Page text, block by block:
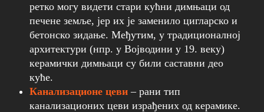
ретко могу видети стари кућни димњаци од
печене земље, јер их је заменило цигларско и
бетонско зидање. Међутим, у традиционалној
архитектури (нпр. у Војводини у 19. веку)
керамички димњаци су били саставни део
куће.
Канализационе цеви – рани тип
канализационих цеви израђених од керамике.